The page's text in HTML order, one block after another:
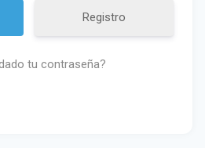
Registro
tu contraseña?